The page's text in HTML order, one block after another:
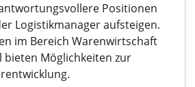
Positionen
Logistikmanager aufsteigen.
im Bereich Warenwirtschaft
bieten Möglichkeiten zur